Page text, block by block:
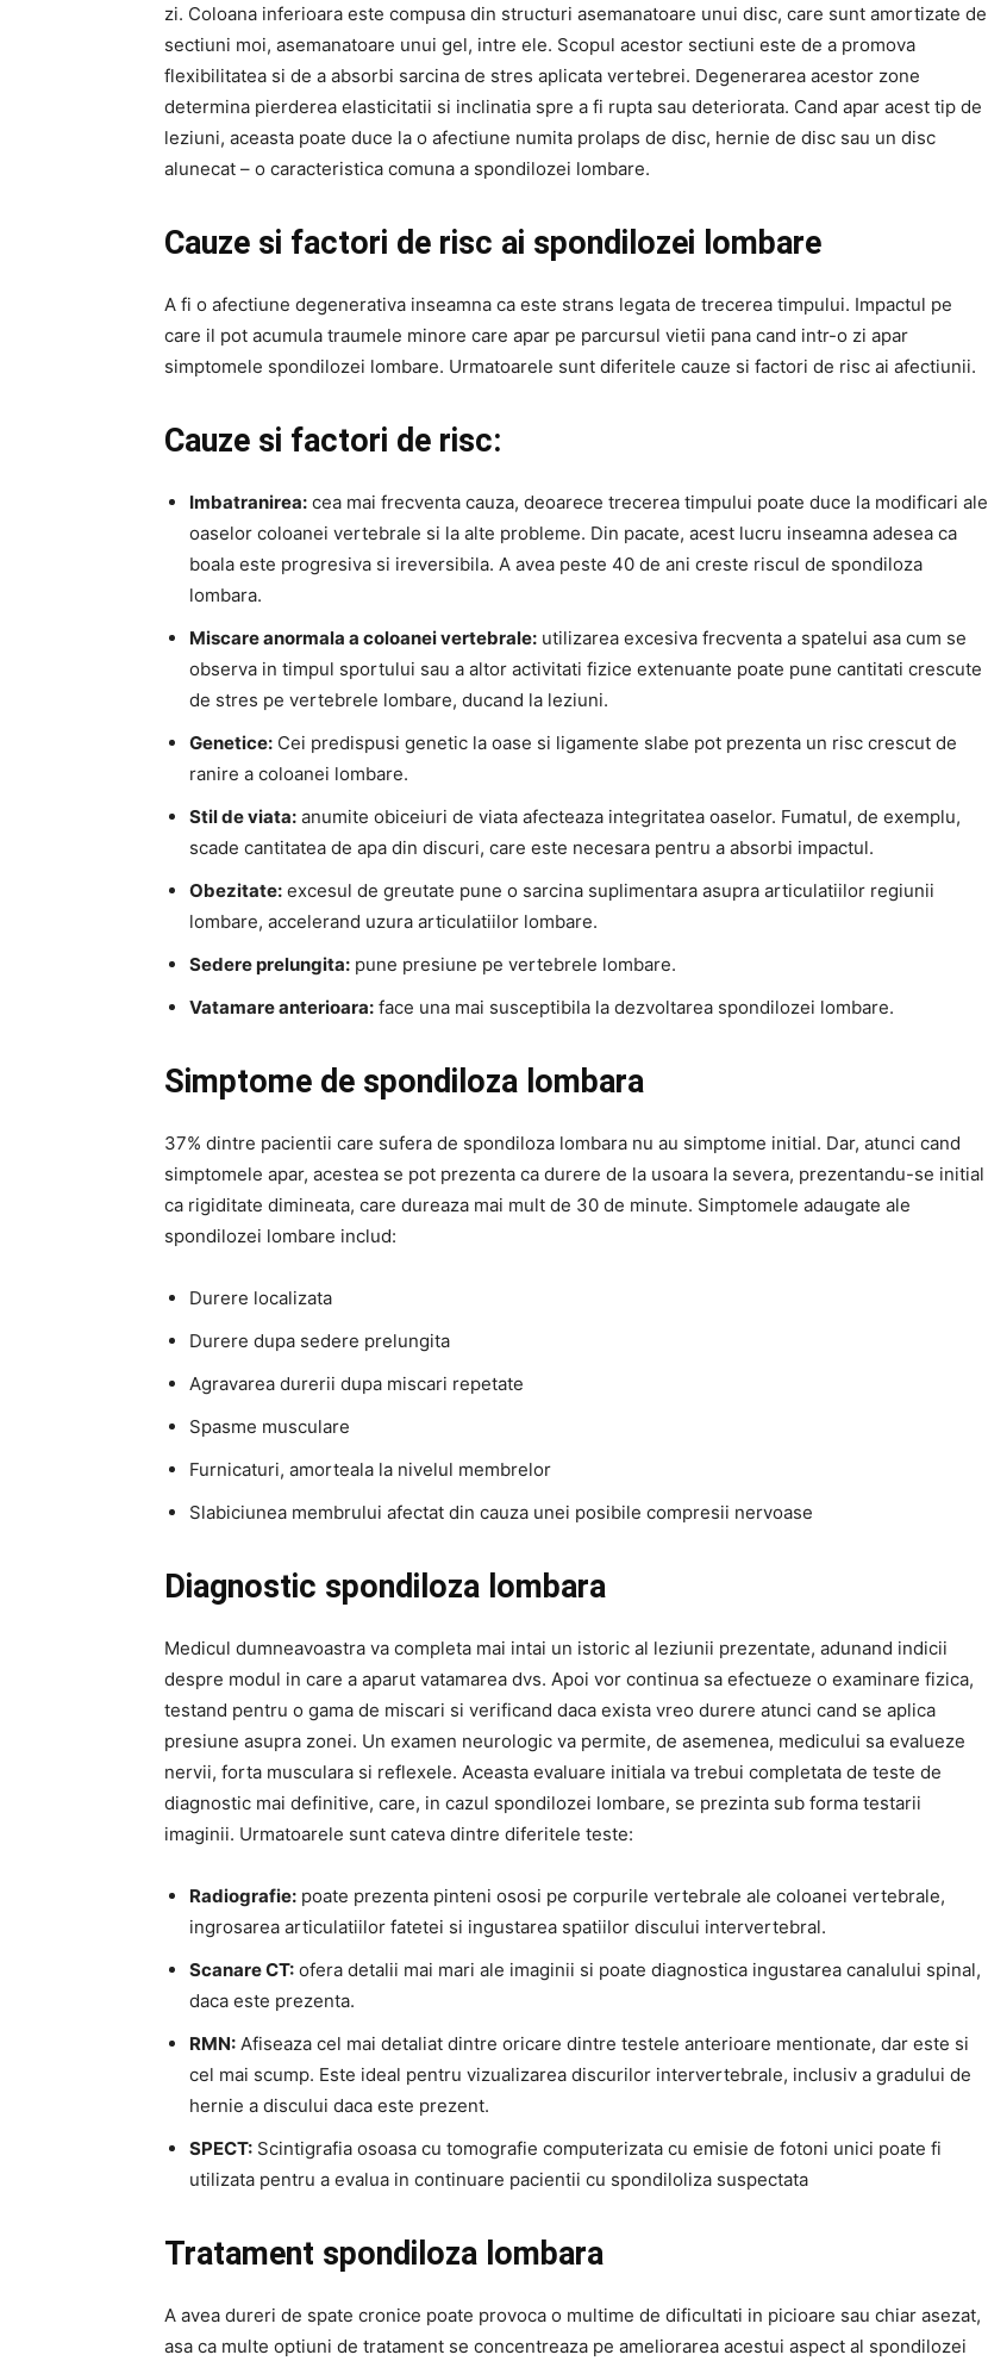
zi. Coloana inferioara este compusa din structuri asemanatoare unui disc, care sunt amortizate de
sectiuni moi, asemanatoare unui gel, intre ele. Scopul acestor sectiuni este de a promova
flexibilitatea si de a absorbi sarcina de stres aplicata vertebrei. Degenerarea acestor zone
determina pierderea elasticitatii si inclinatia spre a fi rupta sau deteriorata. Cand apar acest tip de
leziuni, aceasta poate duce la o afectiune numita prolaps de disc, hernie de disc sau un disc
alunecat – o caracteristica comuna a spondilozei lombare.
Cauze si factori de risc ai spondilozei lombare
A fi o afectiune degenerativa inseamna ca este strans legata de trecerea timpului. Impactul pe
care il pot acumula traumele minore care apar pe parcursul vietii pana cand intr-o zi apar
simptomele spondilozei lombare. Urmatoarele sunt diferitele cauze si factori de risc ai afectiunii.
Cauze si factori de risc:
Imbatranirea: cea mai frecventa cauza, deoarece trecerea timpului poate duce la modificari ale
oaselor coloanei vertebrale si la alte probleme. Din pacate, acest lucru inseamna adesea ca
boala este progresiva si ireversibila. A avea peste 40 de ani creste riscul de spondiloza
lombara.
Miscare anormala a coloanei vertebrale: utilizarea excesiva frecventa a spatelui asa cum se
observa in timpul sportului sau a altor activitati fizice extenuante poate pune cantitati crescute
de stres pe vertebrele lombare, ducand la leziuni.
Genetice: Cei predispusi genetic la oase si ligamente slabe pot prezenta un risc crescut de
ranire a coloanei lombare.
Stil de viata: anumite obiceiuri de viata afecteaza integritatea oaselor. Fumatul, de exemplu,
scade cantitatea de apa din discuri, care este necesara pentru a absorbi impactul.
Obezitate: excesul de greutate pune o sarcina suplimentara asupra articulatiilor regiunii
lombare, accelerand uzura articulatiilor lombare.
Sedere prelungita: pune presiune pe vertebrele lombare.
Vatamare anterioara: face una mai susceptibila la dezvoltarea spondilozei lombare.
Simptome de spondiloza lombara
37% dintre pacientii care sufera de spondiloza lombara nu au simptome initial. Dar, atunci cand
simptomele apar, acestea se pot prezenta ca durere de la usoara la severa, prezentandu-se initial
ca rigiditate dimineata, care dureaza mai mult de 30 de minute. Simptomele adaugate ale
spondilozei lombare includ:
Durere localizata
Durere dupa sedere prelungita
Agravarea durerii dupa miscari repetate
Spasme musculare
Furnicaturi, amorteala la nivelul membrelor
Slabiciunea membrului afectat din cauza unei posibile compresii nervoase
Diagnostic spondiloza lombara
Medicul dumneavoastra va completa mai intai un istoric al leziunii prezentate, adunand indicii
despre modul in care a aparut vatamarea dvs. Apoi vor continua sa efectueze o examinare fizica,
testand pentru o gama de miscari si verificand daca exista vreo durere atunci cand se aplica
presiune asupra zonei. Un examen neurologic va permite, de asemenea, medicului sa evalueze
nervii, forta musculara si reflexele. Aceasta evaluare initiala va trebui completata de teste de
diagnostic mai definitive, care, in cazul spondilozei lombare, se prezinta sub forma testarii
imaginii. Urmatoarele sunt cateva dintre diferitele teste:
Radiografie: poate prezenta pinteni ososi pe corpurile vertebrale ale coloanei vertebrale,
ingrosarea articulatiilor fatetei si ingustarea spatiilor discului intervertebral.
Scanare CT: ofera detalii mai mari ale imaginii si poate diagnostica ingustarea canalului spinal,
daca este prezenta.
RMN: Afiseaza cel mai detaliat dintre oricare dintre testele anterioare mentionate, dar este si
cel mai scump. Este ideal pentru vizualizarea discurilor intervertebrale, inclusiv a gradului de
hernie a discului daca este prezent.
SPECT: Scintigrafia osoasa cu tomografie computerizata cu emisie de fotoni unici poate fi
utilizata pentru a evalua in continuare pacientii cu spondiloliza suspectata
Tratament spondiloza lombara
A avea dureri de spate cronice poate provoca o multime de dificultati in picioare sau chiar asezat,
asa ca multe optiuni de tratament se concentreaza pe ameliorarea acestui aspect al spondilozei